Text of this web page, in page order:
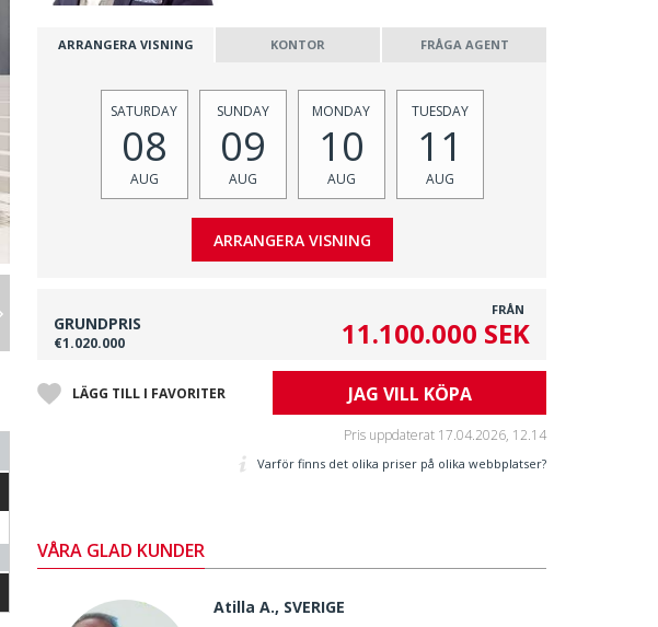
ARRANGERA VISNING KONTOR FRÅGA AGENT
SATURDAY
08
AUG
SUNDAY
09
AUG
MONDAY
10
AUG
TUESDAY
11
AUG
GRUNDPRIS
€1.020.000
FRÅN
11.100.000 SEK
LÄGG TILL I FAVORITER JAG VILL KÖPA
Pris uppdaterat 17.04.2026, 12.14
Varför finns det olika priser på olika webbplatser?
VÅRA GLAD KUNDER
Atilla A., SVERIGE